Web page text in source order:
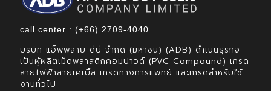
call center : (+66) 2709-4040
บริษัท แอ็พพลาย ดีบี จำกัด (มหาชน) (ADB) ดำเนินธุรกิจ
เป็นผู้ผลิตเม็ดพลาสติกคอมปาวด์ (PVC Compound) เกรด
สายไฟฟ้าสายเคเบิ้ล เกรดทางการแพทย์ และเกรดสำหรับใช้
งานทั่วไป